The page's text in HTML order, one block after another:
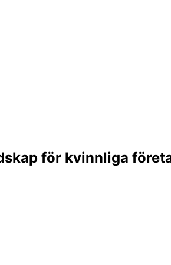
för kvinnliga